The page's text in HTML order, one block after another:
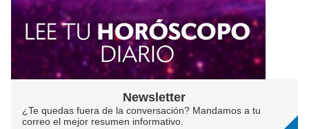
Newsletter
¿Te quedas fuera de la conversación? Mandamos a tu
correo el mejor resumen informativo.